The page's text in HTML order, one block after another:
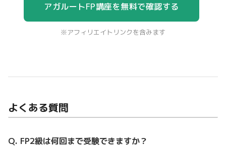
アガルートFP講座を無料で確認する
※アフィリエイトリンクを含みます
よくある質問
Q. FP2級は何回まで受験できますか？